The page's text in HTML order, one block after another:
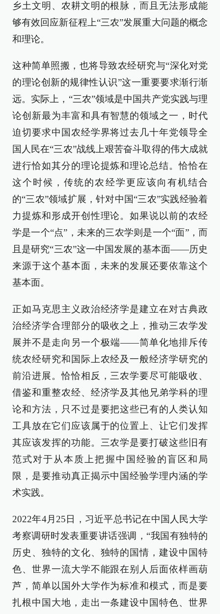
乡土文明、农耕文明的根脉，而且无法形成能
够有效回应新征程上“三农”发展重大问题的概念
和理论。
这种简单照搬，也将导致农经研究与“深化对党
的理论创新的规律性认识”这一重要要求渐行渐
远。实际上，“三农”领域是中国共产党实践与理
论创新最为丰富和具有智慧的领域之一，时代
迫切要求中国农经学界将过去几十年党领导全
国人民在“三农”战线上艰苦奋斗取得的伟大成就
进行恰如其分的理论提炼和理论总结。恰恰在
这个时候，传统的农经学更应该向有机结合
的“三农”领域扩展，针对中国“三农”实践经验着
力提炼和形成开创性理论。如果说以前的农经
学是一个“点”，未来的三农学则是一个“面”，而
且是研究“三农”这一中国发展的基本面——历史
来源于这个基本面，未来的发展还要依靠这个
基本面。
正如马克思主义政治经济学是建立在对古典政
治经济学合理部分的吸收之上，推动三农学发
展并不是走向另一个极端——简单化地排斥传
统农经研究和国际上农经及一般经济学研究的
前沿进展。恰恰相反，三农学要尽可能吸收、
借鉴和重整农经、经济学及其他兄弟学科的理
论和方法，只不过是要把这些已有的人类认知
工具放在它们应该属于的位置上、让它们发挥
其应该发挥的功能。三农学是要打破这些旧有
范式对于从本质上把握中国经验的盲区和局
限，是要推动真正揭示中国经验学理内涵的学
术实践。
2022年4月25日，习近平总书记在中国人民大学
考察调研时发表重要讲话强调，“我国有独特的
历史、独特的文化、独特的国情，建设中国特
色、世界一流大学不能跟在别人后面依样画葫
芦，简单以国外大学作为标准和模式，而是要
扎根中国大地，走出一条建设中国特色、世界